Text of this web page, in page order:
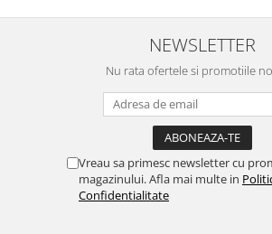
NEWSLETTER
Nu rata ofertele si promotiile
Vreau sa primesc newsletter cu
magazinului. Afla mai multe in
Confidentialitate